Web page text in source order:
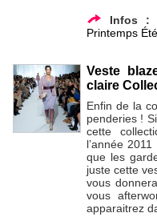
Infos :
Printemps
Veste
claire
Enfin de la
penderies !
cette
l’année
que les
juste cette
vous
vous
apparaitrez